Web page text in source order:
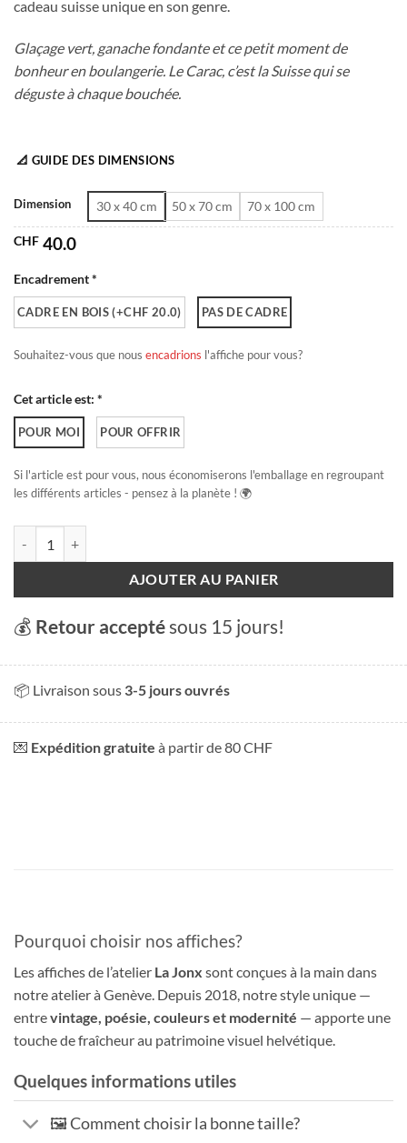
à
cadeau suisse unique en son genre.
Glaçage vert, ganache fondante et ce petit moment de
bonheur en boulangerie. Le Carac, c’est la Suisse qui se
déguste à chaque bouchée.
📐 GUIDE DES DIMENSIONS
Dimension 30 x 40 cm 50 x 70 cm 70 x 100 cm
CHF 40.0
Encadrement *
CADRE EN BOIS (+CHF 20.0) PAS DE CADRE
Souhaitez-vous que nous encadrions l'affiche pour vous?
Cet article est: *
POUR MOI POUR OFFRIR
Si l'article est pour vous, nous économiserons l'emballage en regroupant
les différents articles - pensez à la planète ! 🌍
AJOUTER AU PANIER
💰 Retour acceptésous 15 jours!
📦 Livraison sous 3-5 jours ouvrés
💌 Expédition gratuite à partir de 80 CHF
Pourquoi choisir nos affiches?
Les affiches de l’atelier La Jonx sont conçues à la main dans
notre atelier à Genève. Depuis 2018, notre style unique —
entrevintage, poésie, couleurs et modernité — apporte une
touche de fraîcheur au patrimoine visuel helvétique.
Quelques informations utiles
🖼️ Comment choisir la bonne taille?